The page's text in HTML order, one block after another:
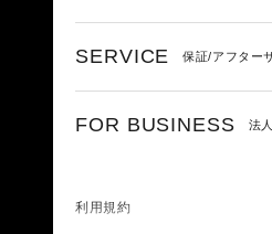
SERVICE 保証/アフター
FOR BUSINESS 法
利用規約